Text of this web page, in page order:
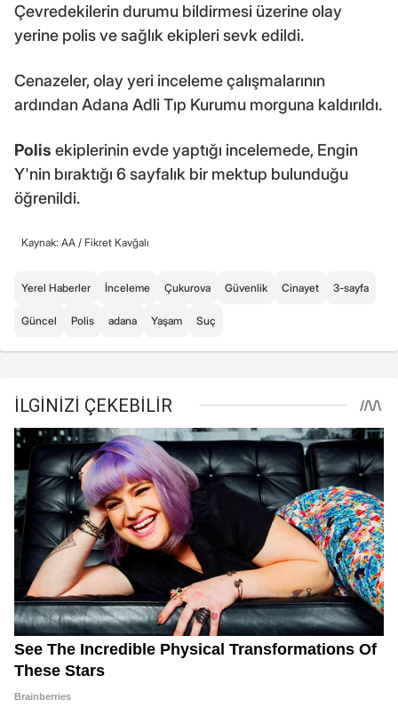
Çevredekilerin durumu bildirmesi üzerine olay
yerine polis ve sağlık ekipleri sevk edildi.
Cenazeler, olay yeri inceleme çalışmalarının
ardından Adana Adli Tıp Kurumu morguna kaldırıldı.
Polis ekiplerinin evde yaptığı incelemede, Engin
Y'nin bıraktığı 6 sayfalık bir mektup bulunduğu
öğrenildi.
Kaynak: AA / Fikret Kavğalı
Yerel Haberler İnceleme Çukurova Güvenlik Cinayet 3-sayfa
Güncel Polis adana Yaşam Suç